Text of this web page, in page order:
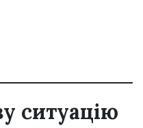
ситуацію